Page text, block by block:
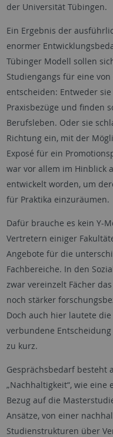
der Universität Tübingen.
Ein Ergebnis der
enormer
Tübinger Modell sollen
Studiengangs für eine
entscheiden: Entweder
Praxisbezüge und finden
Berufsleben. Oder sie
Richtung ein, mit der
Exposé für ein
war vor allem im Hinblick
entwickelt worden, um
für Praktika einzuräumen.
Dafür brauche es kein Y-
Vertretern einiger
Angebote für die
Fachbereiche. In den
zwar vereinzelt Fächer
noch stärker
Doch auch hier lautete
verbundene Entscheidung
zu kurz.
Gesprächsbedarf besteht
„Nachhaltigkeit“, wie eine
Bezug auf die
Ansätze, von einer
Studienstrukturen über